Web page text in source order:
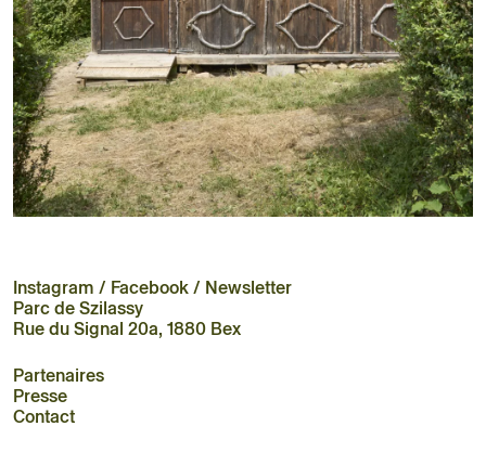
Instagram / Facebook/ Newsletter
Parc de Szilassy
Rue du Signal 20a, 1880 Bex
Partenaires
Presse
Contact